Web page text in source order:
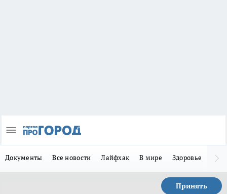
Документы Все новости Лайфхак В мире Здоровье
Принять